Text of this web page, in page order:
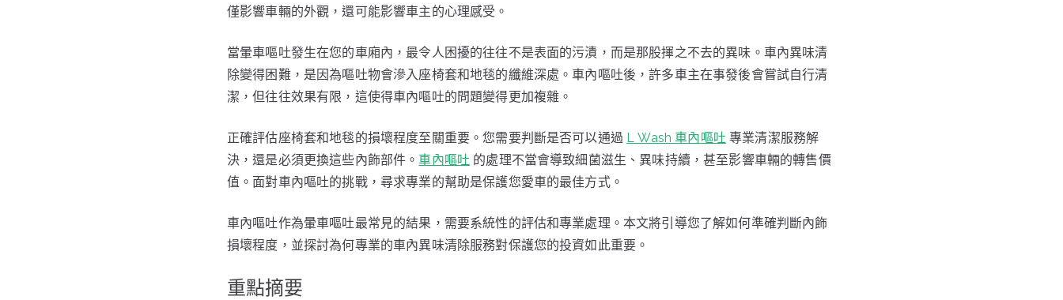
僅影響車輛的外觀，還可能影響車主的心理感受。
當暈車嘔吐發生在您的車廂內，最令人困擾的往往不是表面的污漬，而是那股揮之不去的異味。車內異味清
除變得困難，是因為嘔吐物會滲入座椅套和地毯的纖維深處。車內嘔吐後，許多車主在事發後會嘗試自行清
潔，但往往效果有限，這使得車內嘔吐的問題變得更加複雜。
正確評估座椅套和地毯的損壞程度至關重要。您需要判斷是否可以通過 L Wash 車內嘔吐 專業清潔服務解
決，還是必須更換這些內飾部件。車內嘔吐 的處理不當會導致細菌滋生、異味持續，甚至影響車輛的轉售價
值。面對車內嘔吐的挑戰，尋求專業的幫助是保護您愛車的最佳方式。
車內嘔吐作為暈車嘔吐最常見的結果，需要系統性的評估和專業處理。本文將引導您了解如何準確判斷內飾
損壞程度，並探討為何專業的車內異味清除服務對保護您的投資如此重要。
重點摘要